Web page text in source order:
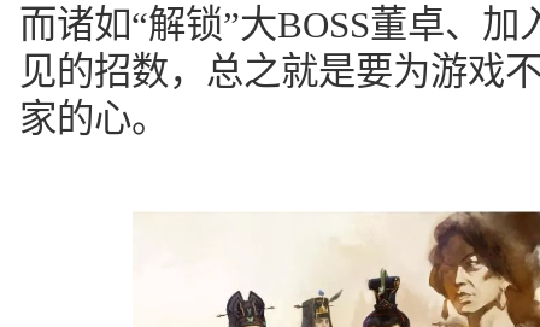
而诸如“解锁”大BOSS董卓、
见的招数，总之就是要为游戏
家的心。